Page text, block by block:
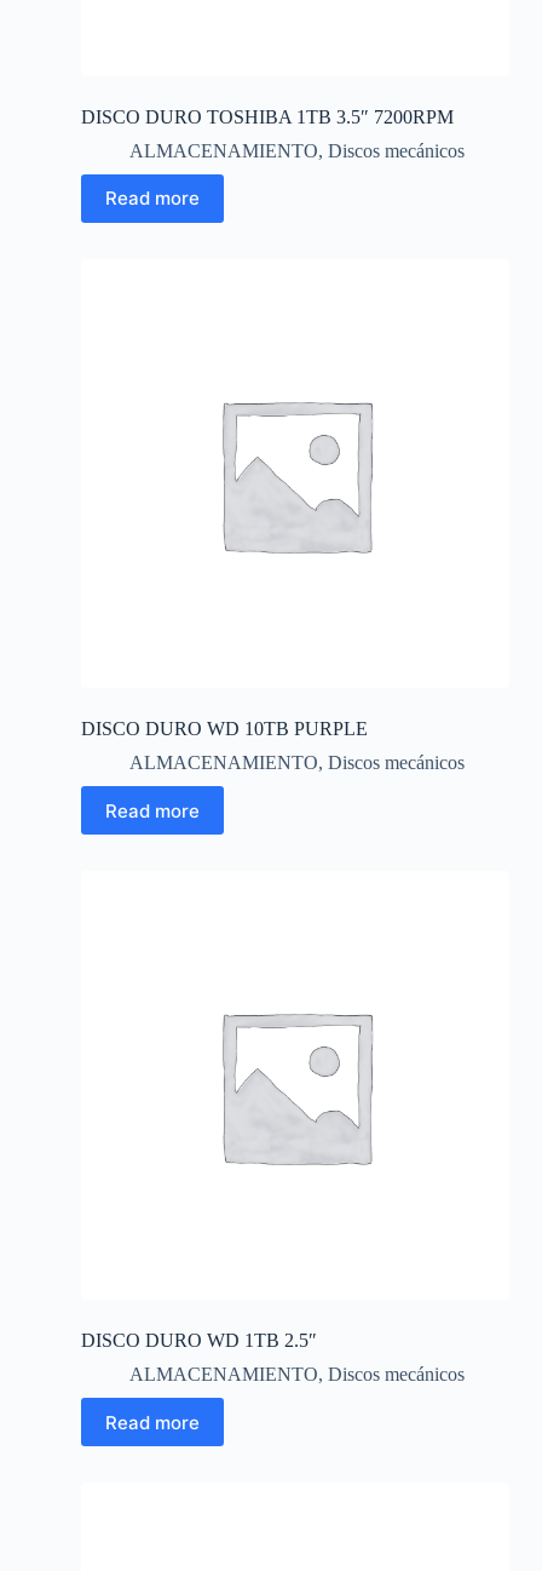
DISCO DURO TOSHIBA 1TB 3.5″ 7200RPM
ALMACENAMIENTO, Discos mecánicos
Read more
DISCO DURO WD 10TB PURPLE
ALMACENAMIENTO, Discos mecánicos
Read more
DISCO DURO WD 1TB 2.5″
ALMACENAMIENTO, Discos mecánicos
Read more